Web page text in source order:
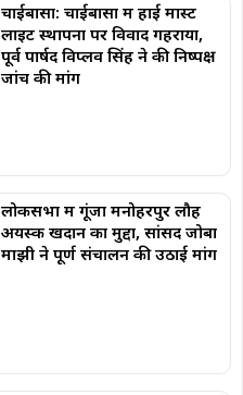
चाईबासा: चाईबासा में हाई मास्ट
लाइट स्थापना पर विवाद गहराया,
पूर्व पार्षद विप्लव सिंह ने की निष्पक्ष
जांच की मांग
लोकसभा में गूंजा मनोहरपुर लौह
अयस्क खदान का मुद्दा, सांसद जोबा
माझी ने पूर्ण संचालन की उठाई मांग